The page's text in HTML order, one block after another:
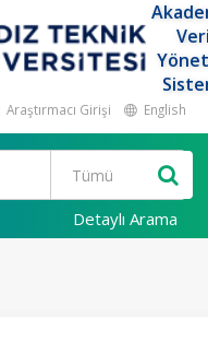
Araştırmacı Girişi English
Detaylı Arama